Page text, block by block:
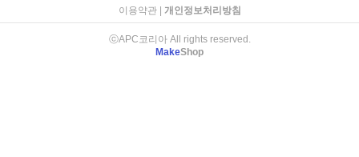
이용약관| 개인정보처리방침
ⓒAPC코리아 All rights reserved.
MakeShop